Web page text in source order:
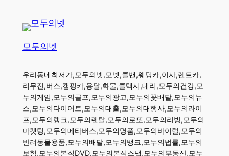
모두의넷
우리동네최저가,모두의넷,모넷,콜밴,웨딩카,이사,렌트카,
리무진,버스,캠핑카,용달,화물,콜택시,대리,모두의건강,모
두의게임,모두의골프,모두의광고,모두의꽃배달,모두의뉴
스,모두의다이어트,모두의대출,모두의대행사,모두의라이
프,모두의랭크,모두의렌탈,모두의로또,모두의리빙,모두의
마켓팅,모두의메타버스,모두의명품,모두의바이럴,모두의
반려동물용품,모두의배달,모두의뱅크,모두의법률,모두의
보험,모두의본식DVD,모두의본식스냅,모두의부동산,모두